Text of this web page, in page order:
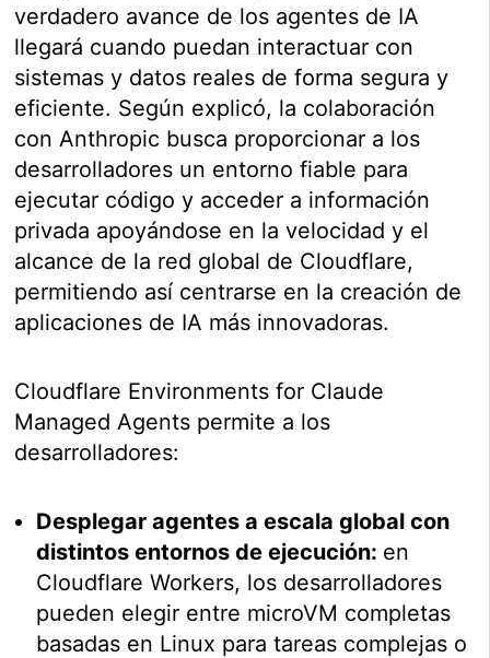
verdadero avance de los agentes de IA
llegará cuando puedan interactuar con
sistemas y datos reales de forma segura y
eficiente. Según explicó, la colaboración
con Anthropic busca proporcionar a los
desarrolladores un entorno fiable para
ejecutar código y acceder a información
privada apoyándose en la velocidad y el
alcance de la red global de Cloudflare,
permitiendo así centrarse en la creación de
aplicaciones de IA más innovadoras.
Cloudflare Environments for Claude
Managed Agents permite a los
desarrolladores:
Desplegar agentes a escala global con
distintos entornos de ejecución: en
Cloudflare Workers, los desarrolladores
pueden elegir entre microVM completas
basadas en Linux para tareas complejas o